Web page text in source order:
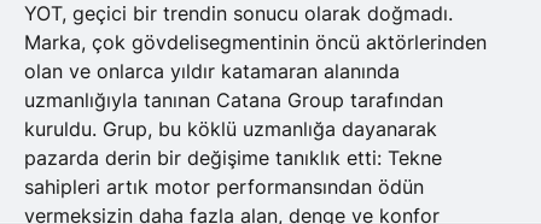
YOT, geçici bir trendin sonucu olarak doğmadı.
Marka, çok gövdelisegmentinin öncü aktörlerinden
olan ve onlarca yıldır katamaran alanında
uzmanlığıyla tanınan Catana Group tarafından
kuruldu. Grup, bu köklü uzmanlığa dayanarak
pazarda derin bir değişime tanıklık etti: Tekne
sahipleri artık motor performansından ödün
vermeksizin daha fazla alan, denge ve konfor